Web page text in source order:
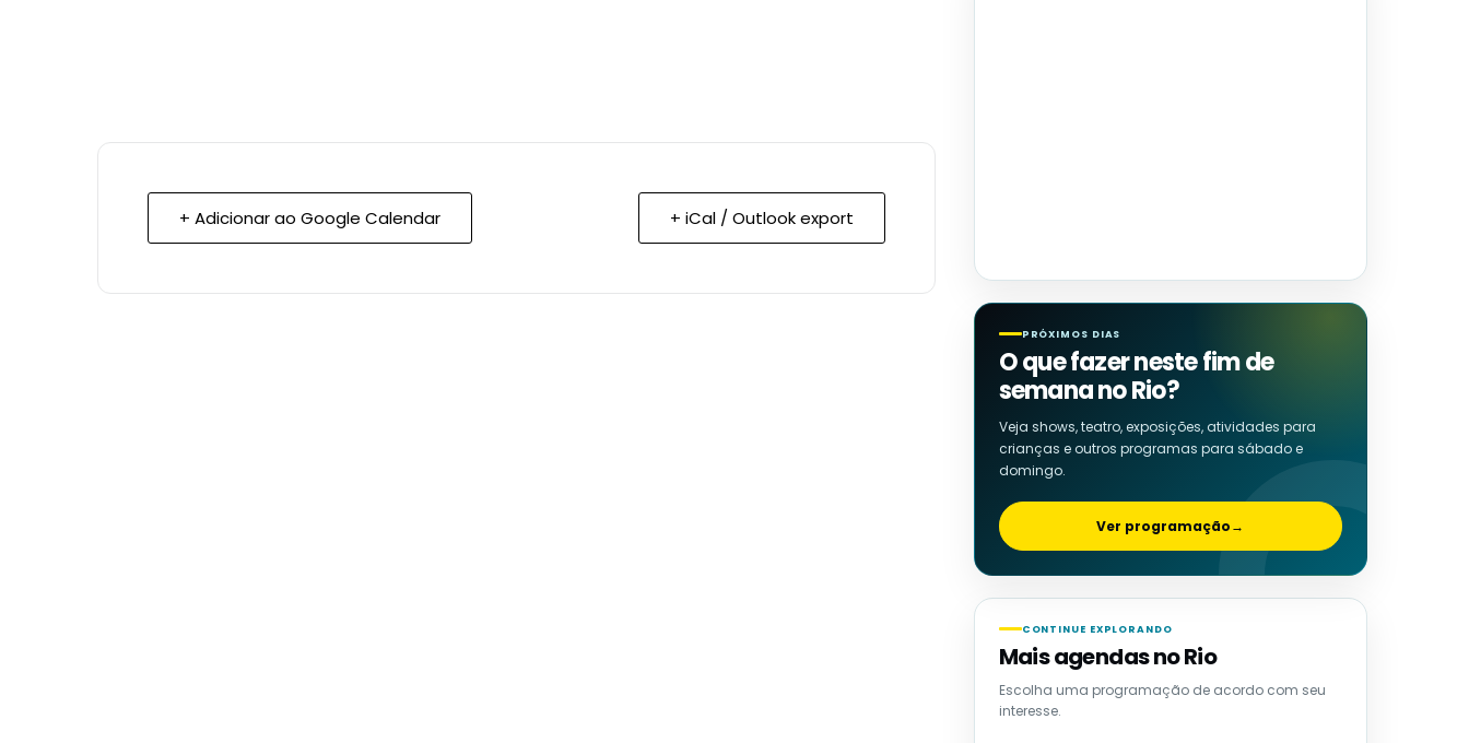
+ Adicionar ao Google Calendar + iCal / Outlook export
PRÓXIMOS DIAS
O que fazer neste fim de
semana no Rio?
Veja shows, teatro, exposições, atividades para
crianças e outros programas para sábado e
domingo.
Ver programação→
CONTINUE EXPLORANDO
Mais agendas no Rio
Escolha uma programação de acordo com seu
interesse.